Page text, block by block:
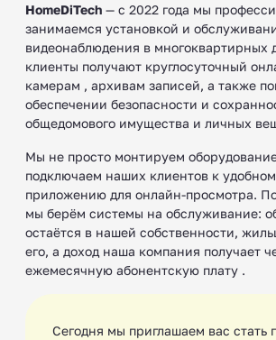
HomeDiTech — с 2022 года мы
занимаемся установкой и
видеонаблюдения в многоквартирных
клиенты получают круглосуточный
камерам , архивам записей, а также
обеспечении безопасности и
общедомового имущества и личных
Мы не просто монтируем
подключаем наших клиентов к
приложению для онлайн-просмотра.
мы берём системы на обслуживание:
остаётся в нашей собственности,
его, а доход наша компания получает
ежемесячную абонентскую плату .
Сегодня мы приглашаем вас стать